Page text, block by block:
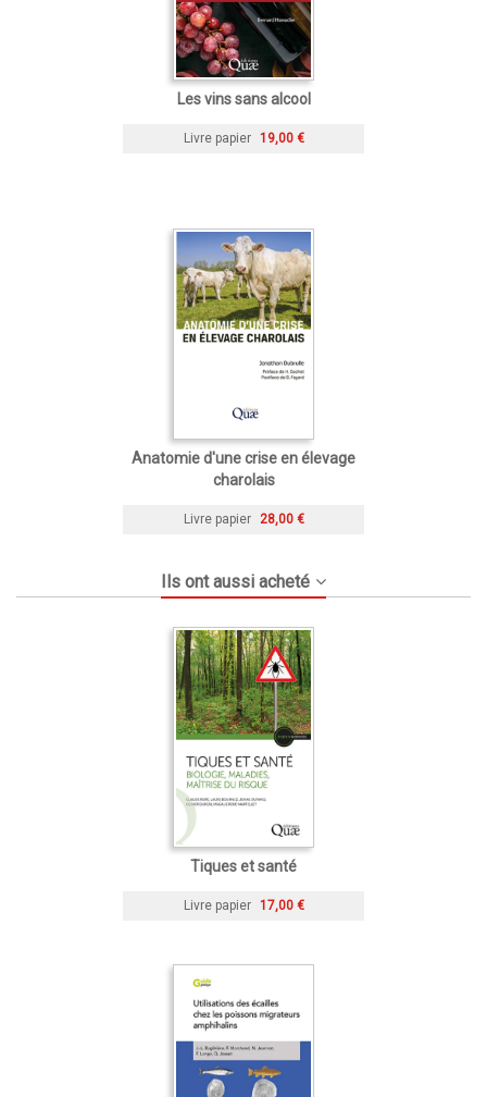
Les vins sans alcool
Livre papier 19,00 €
Anatomie d'une crise en élevage
charolais
Livre papier 28,00 €
Ils ont aussi acheté
Tiques et santé
Livre papier 17,00 €